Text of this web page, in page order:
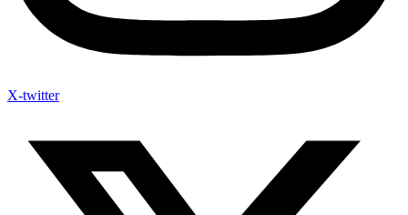
X-twitter